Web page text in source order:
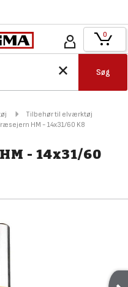
Søg
0
Tilbehør til elværktøj
HM - 14x31/60 K8
- 14x31/60